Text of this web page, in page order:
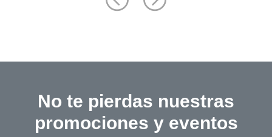
No te pierdas nuestras
promociones y eventos